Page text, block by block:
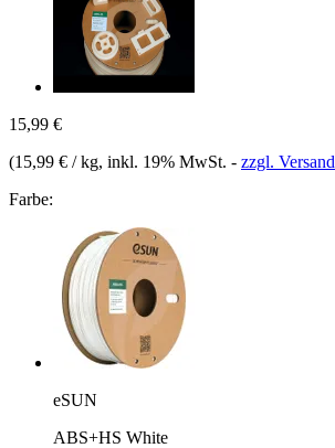
15,99 €
(15,99 € / kg, inkl. 19% MwSt. - zzgl. Versand
Farbe:
eSUN
ABS+HS White